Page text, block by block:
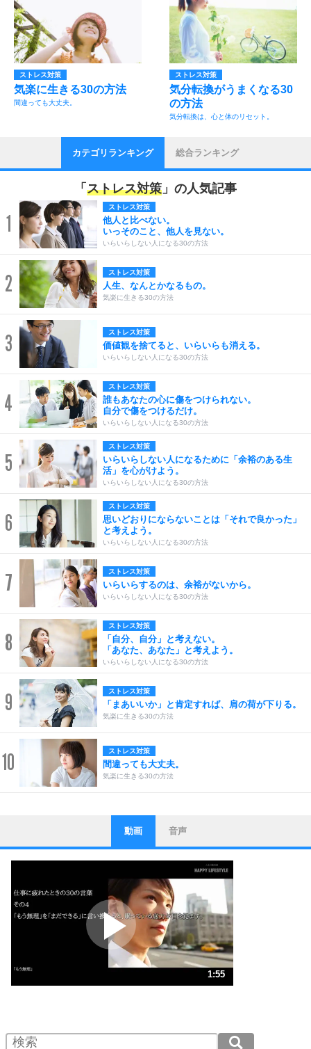
ストレス対策
気楽に生きる30の方法
間違っても大丈夫。
ストレス対策
気分転換がうまくなる30
の方法
気分転換は、心と体のリセット。
カテゴリランキング 総合ランキング
「 ストレス対策 」の人気記事
1
ストレス対策
他人と比べない。
いっそのこと、他人を見ない。
いらいらしない人になる30の方法
2 ストレス対策
人生、なんとかなるもの。
気楽に生きる30の方法
3 ストレス対策
価値観を捨てると、いらいらも消える。
いらいらしない人になる30の方法
4
ストレス対策
誰もあなたの心に傷をつけられない。
自分で傷をつけるだけ。
いらいらしない人になる30の方法
5
ストレス対策
いらいらしない人になるために「余裕のある生
活」を心がけよう。
いらいらしない人になる30の方法
6
ストレス対策
思いどおりにならないことは「それで良かった」
と考えよう。
いらいらしない人になる30の方法
7 ストレス対策
いらいらするのは、余裕がないから。
いらいらしない人になる30の方法
8
ストレス対策
「自分、自分」と考えない。
「あなた、あなた」と考えよう。
いらいらしない人になる30の方法
9 ストレス対策
「まあいいか」と肯定すれば、肩の荷が下りる。
気楽に生きる30の方法
10 ストレス対策
間違っても大丈夫。
気楽に生きる30の方法
1
ストレス対策
他人と比べない。
いっそのこと、他人を見ない。
いらいらしない人になる30の方法
プラス思考
ポジティブになれない原因は、行動しないから。
ポジティブ思考になる30の方法
ストレス対策
人生、なんとかなるもの。
気楽に生きる30の方法
4 器の大きい人は、怒りを優しさで表現する。
動画 音声
1:55
2.0倍速 （226KB 57秒）